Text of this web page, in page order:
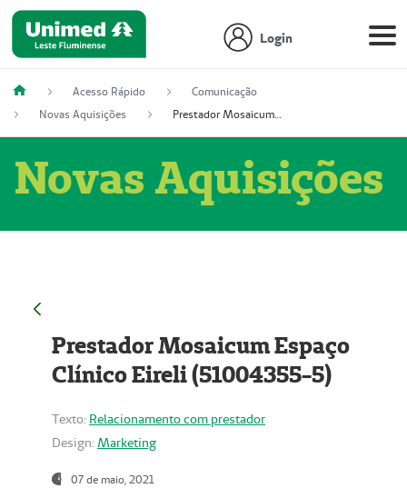
Login
Acesso Rápido
Comunicação
Novas Aquisições
Prestador Mosaicum Espaço Clínico Eireli (51004355-5)
Novas Aquisições
Prestador Mosaicum Espaço
Clínico Eireli (51004355-5)
Texto: Relacionamento com prestador
Design: Marketing
07 de maio, 2021